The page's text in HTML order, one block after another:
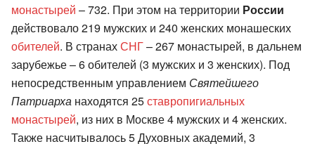
монастырей – 732. При этом на территории России
действовало 219 мужских и 240 женских монашеских
обителей. В странахСНГ– 267 монастырей, в дальнем
зарубежье – 6 обителей (3 мужских и 3 женских). Под
непосредственным управлением Святейшего
Патриарха находятся 25ставропигиальных
монастырей, из них в Москве 4 мужских и 4 женских.
Также насчитывалось 5 Духовных академий, 3